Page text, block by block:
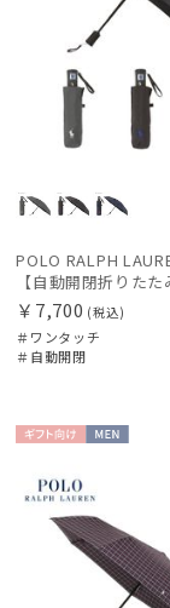
POLO RALPH
￥7,700 (税込)
＃ワンタッチ
＃自動開閉
向け